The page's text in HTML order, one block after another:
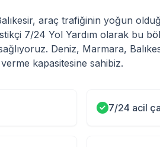
araç trafiğinin yoğun
7/24 Yol Yardım olarak bu
Deniz, Marmara,
kapasitesine sahibiz.
7/24 acil